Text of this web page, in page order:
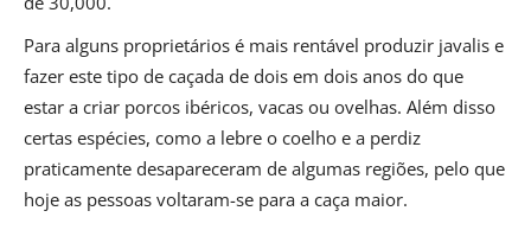
Para alguns proprietários é mais rentável produzir javalis e
fazer este tipo de caçada de dois em dois anos do que
estar a criar porcos ibéricos, vacas ou ovelhas. Além disso
certas espécies, como a lebre o coelho e a perdiz
praticamente desapareceram de algumas regiões, pelo que
hoje as pessoas voltaram-se para a caça maior.